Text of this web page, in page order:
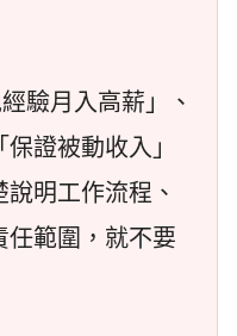
驗月入高薪」、
證被動收入」
明工作流程、
任範圍，就不要